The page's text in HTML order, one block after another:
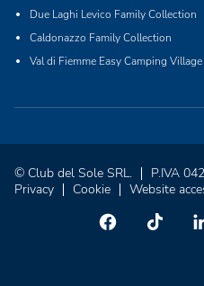
Due Laghi Levico Family Collection
Caldonazzo Family Collection
Val di Fiemme Easy Camping Village
© Club del Sole SRL.
P.IVA
Privacy
Cookie Website